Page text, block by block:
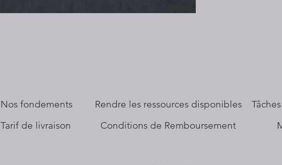
Nos fondements
Tarif de livraison
​Rendre les ressources disponibles
Conditions de Remboursement